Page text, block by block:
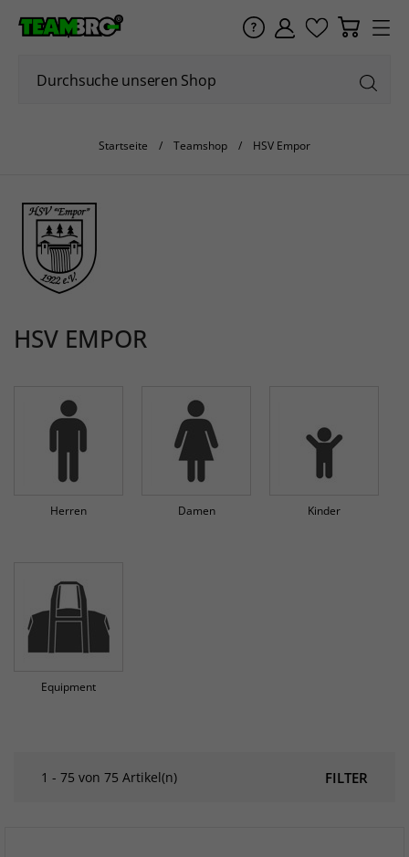
Startseite Teamshop HSV Empor
HSV EMPOR
Herren Damen Kinder
Equipment
FILTER
1 - 75 von 75 Artikel(n)